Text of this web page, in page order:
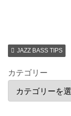
JAZZ BASS TIPS
カテゴリー